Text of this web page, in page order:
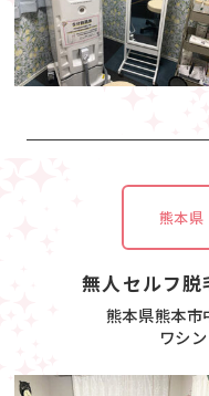
熊本県
無人セルフ
熊本県熊本市
ワシ